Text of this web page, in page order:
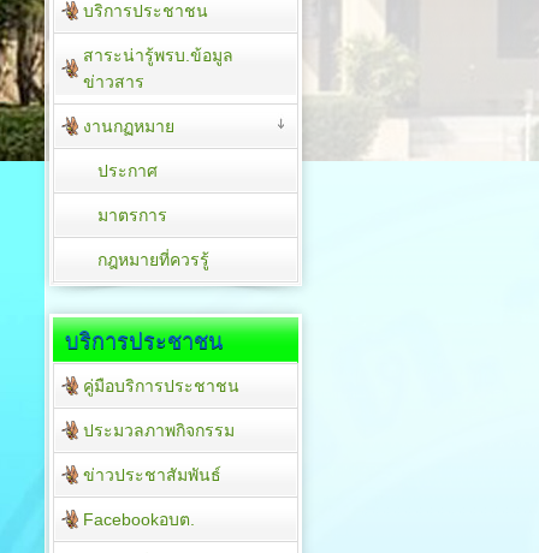
บริการประชาชน
สาระน่ารู้พรบ.ข้อมูล
ข่าวสาร
งานกฏหมาย
ประกาศ
มาตรการ
กฎหมายที่ควรรู้
บริการประชาชน
คู่มือบริการประชาชน
ประมวลภาพกิจกรรม
ข่าวประชาสัมพันธ์
Facebookอบต.